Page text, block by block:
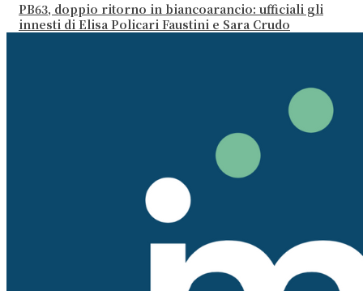
PB63, doppio ritorno in biancoarancio: ufficiali gli
innesti di Elisa Policari Faustini e Sara Crudo